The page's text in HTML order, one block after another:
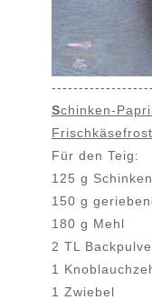
Schinken-
Für den Teig:
125 g
150 g
180 g Mehl
2 TL
1
1 Zwiebel